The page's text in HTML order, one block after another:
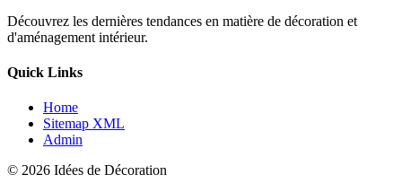
Découvrez les dernières tendances en matière de décoration et
d'aménagement intérieur.
Quick Links
Home
Sitemap XML
Admin
© 2026 Idées de Décoration